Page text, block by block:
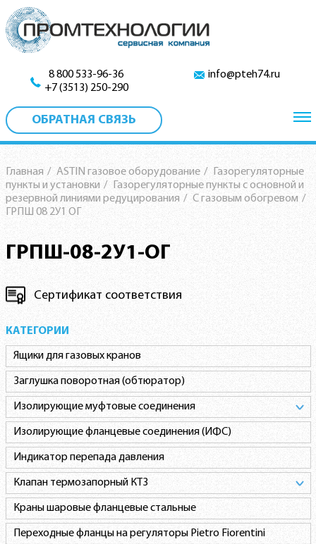
8 800 533-96-36
+7 (3513) 250-290
info@pteh74.ru
ОБРАТНАЯ СВЯЗЬ
Главная / ASTIN газовое оборудование /
Газорегуляторные
пункты и установки /
Газорегуляторные пункты c основной и
резервной линиями редуцирования / С газовым обогревом /
ГРПШ 08 2У1 ОГ
ГРПШ-08-2У1-ОГ
Сертификат соответствия
КАТЕГОРИИ
Ящики для газовых кранов
Заглушка поворотная (обтюратор)
Изолирующие муфтовые соединения
Изолирующие фланцевые соединения (ИФС)
Индикатор перепада давления
Клапан термозапорный КТЗ
Краны шаровые фланцевые стальные
Переходные фланцы на регуляторы Pietro Fiorentini